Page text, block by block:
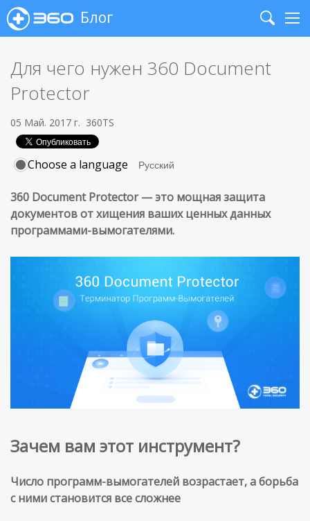
Блог
Search
Для чего нужен 360 Document
Protector
05 Май. 2017 г. 360TS
Choose a language
360 Document Protector — это мощная защита
документов от хищения ваших ценных данных
программами-вымогателями.
Зачем вам этот инструмент?
Число программ-вымогателей возрастает, а борьба
с ними становится все сложнее